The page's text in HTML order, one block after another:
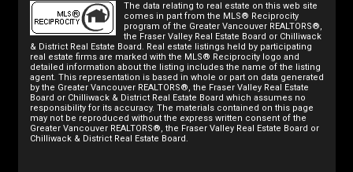
The data relating to real estate on this web site
comes in part from the MLS® Reciprocity
program of the Greater Vancouver REALTORS®,
the Fraser Valley Real Estate Board or Chilliwack
& District Real Estate Board. Real estate listings held by participating
real estate firms are marked with the MLS® Reciprocity logo and
detailed information about the listing includes the name of the listing
agent. This representation is based in whole or part on data generated
by the Greater Vancouver REALTORS®, the Fraser Valley Real Estate
Board or Chilliwack & District Real Estate Board which assumes no
responsibility for its accuracy. The materials contained on this page
may not be reproduced without the express written consent of the
Greater Vancouver REALTORS®, the Fraser Valley Real Estate Board or
Chilliwack & District Real Estate Board.